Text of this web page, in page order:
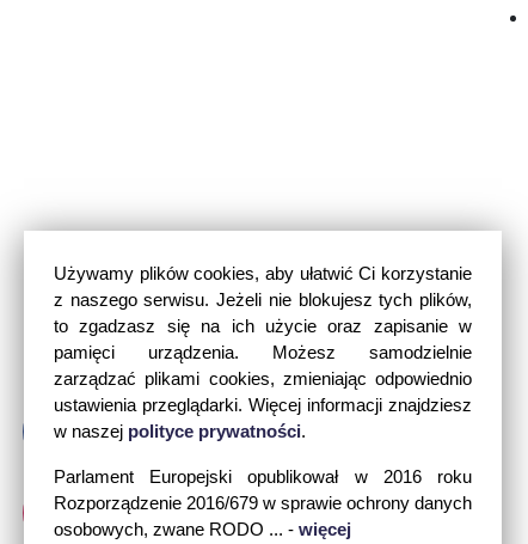
Używamy plików cookies, aby ułatwić Ci korzystanie
z naszego serwisu. Jeżeli nie blokujesz tych plików,
to zgadzasz się na ich użycie oraz zapisanie w
pamięci urządzenia. Możesz samodzielnie
zarządzać plikami cookies, zmieniając odpowiednio
ustawienia przeglądarki. Więcej informacji znajdziesz
w naszej polityce prywatności.
Parlament Europejski opublikował w 2016 roku
Rozporządzenie 2016/679 w sprawie ochrony danych
osobowych, zwane RODO ... - więcej